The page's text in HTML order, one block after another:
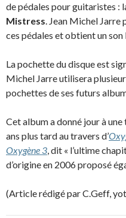
de pédales pour guitaristes :
Mistress. Jean Michel Jarre
ces pédales et obtient un
La pochette du disque est
Michel Jarre utilisera
pochettes de ses futurs
Cet album a donné jour à
ans plus tard au travers d’
Oxygène 3, dit « l’ultime
d’origine en 2006 proposé
(Article rédigé par C.Geff,